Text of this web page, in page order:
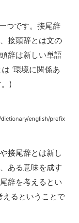
つです。接尾辞
接頭辞とは文の
辞は新しい単語
‘環境に関係あ
)
english/prefix
接尾辞とは新し
ある意味を成す
辞を考えるとい
えるということで